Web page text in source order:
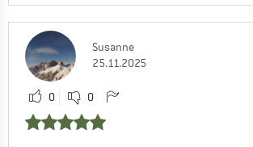
Susanne
25.11.2025
0 0